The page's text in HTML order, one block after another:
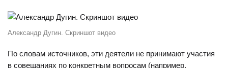
Александр Дугин. Скриншот видео
По словам источников, эти деятели не принимают участия
в совещаниях по конкретным вопросам (например,